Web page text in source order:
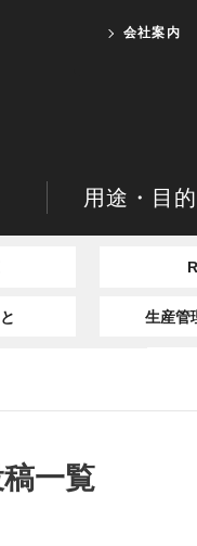
会社案内
用途・目
生産管
一覧